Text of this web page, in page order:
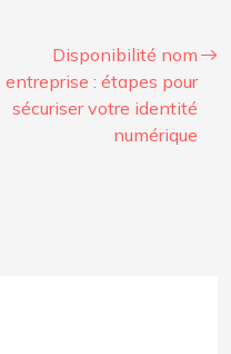
Disponibilité nom
entreprise : étapes pour
sécuriser votre identité
numérique